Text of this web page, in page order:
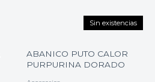
Sin existencias
ABANICO PUTO CALOR
PURPURINA DORADO